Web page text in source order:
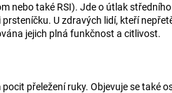
nebo také RSI). Jde o útlak
U zdravých lidí, kteří
jejich plná funkčnost a citlivost.
přeležení ruky. Objevuje se také